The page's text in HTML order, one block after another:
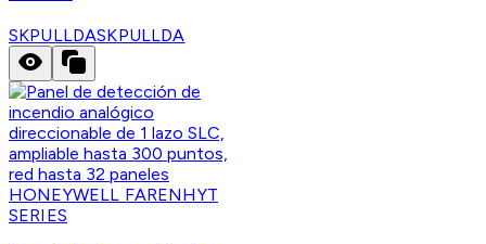
SKPULLDASKPULLDA
HONEYWELL FARENHYT
SERIES